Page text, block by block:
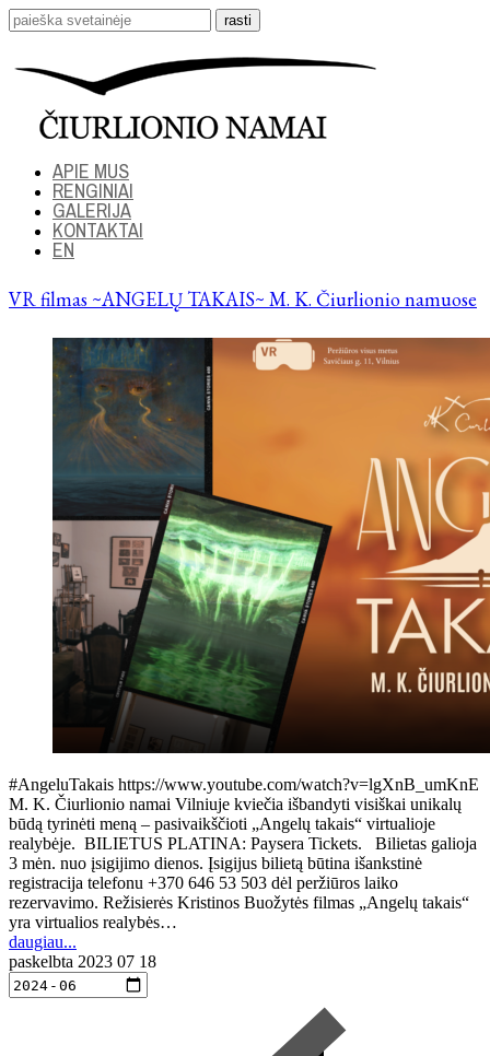
APIE MUS
RENGINIAI
GALERIJA
KONTAKTAI
EN
VR filmas ~ANGELŲ TAKAIS~ M. K. Čiurlionio namuose
#AngeluTakais https://www.youtube.com/watch?v=lgXnB_umKnE
M. K. Čiurlionio namai Vilniuje kviečia išbandyti visiškai unikalų
būdą tyrinėti meną – pasivaikščioti „Angelų takais“ virtualioje
realybėje. BILIETUS PLATINA: Paysera Tickets. Bilietas galioja
3 mėn. nuo įsigijimo dienos. Įsigijus bilietą būtina išankstinė
registracija telefonu +370 646 53 503 dėl peržiūros laiko
rezervavimo. Režisierės Kristinos Buožytės filmas „Angelų takais“
yra virtualios realybės…
daugiau...
paskelbta 2023 07 18